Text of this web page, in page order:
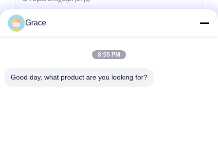
Στείλετε
Grace
8:55 PM
Good day, what product are you looking for?